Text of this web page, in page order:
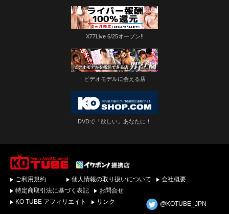
X77Live 6/25オープン!!
ビデオモデルに会える店
DVDで「欲しい」あなたに！
単ダウンロード！ゲイ
動画配信サイトKO
TUBEトップページへ
ご利用規約 個人情報の取り扱いについて
会社概要
特定商取引法に基づく表記
お問合せ
KO TUBE アフィリエイト
リンク @KOTUBE_JPN